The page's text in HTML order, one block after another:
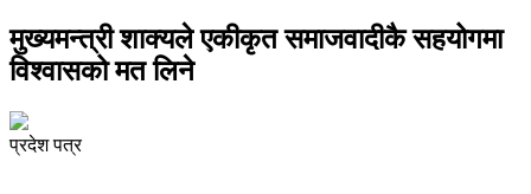
मुख्यमन्त्री शाक्यले एकीकृत समाजवादीकै सहयोगमा
विश्वासको मत लिने
प्रदेश पत्र